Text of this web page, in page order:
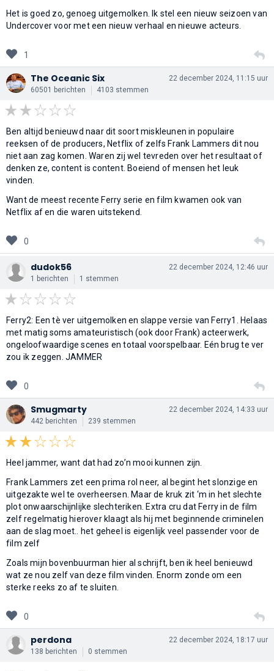
Het is goed zo, genoeg uitgemolken. Ik stel een nieuw seizoen van
Undercover voor met een nieuw verhaal en nieuwe acteurs.
1
The Oceanic Six
60501 berichten 4103 stemmen
22 december 2024, 11:15 uur
Ben altijd benieuwd naar dit soort miskleunen in populaire
reeksen of de producers, Netflix of zelfs Frank Lammers dit nou
niet aan zag komen. Waren zij wel tevreden over het resultaat of
denken ze, content is content. Boeiend of mensen het leuk
vinden.
Want de meest recente Ferry serie en film kwamen ook van
Netflix af en die waren uitstekend.
0
dudok56
1 berichten 1 stemmen
22 december 2024, 12:46 uur
Ferry2: Een tè ver uitgemolken en slappe versie van Ferry1. Helaas
met matig soms amateuristisch (ook door Frank) acteerwerk,
ongeloofwaardige scenes en totaal voorspelbaar. Eén brug te ver
zou ik zeggen. JAMMER
0
Smugmarty
442 berichten 239 stemmen
22 december 2024, 14:33 uur
Heel jammer, want dat had zo’n mooi kunnen zijn.
Frank Lammers zet een prima rol neer, al begint het slonzige en
uitgezakte wel te overheersen. Maar de kruk zit ‘m in het slechte
plot onwaarschijnlijke slechteriken. Extra cru dat Ferry in de film
zelf regelmatig hierover klaagt als hij met beginnende criminelen
aan de slag moet.. het geheel is eigenlijk veel passender voor de
film zelf
Zoals mijn bovenbuurman hier al schrijft, ben ik heel benieuwd
wat ze nou zelf van deze film vinden. Enorm zonde om een
sterke reeks zo af te sluiten.
0
perdona
138 berichten 0 stemmen
22 december 2024, 18:17 uur